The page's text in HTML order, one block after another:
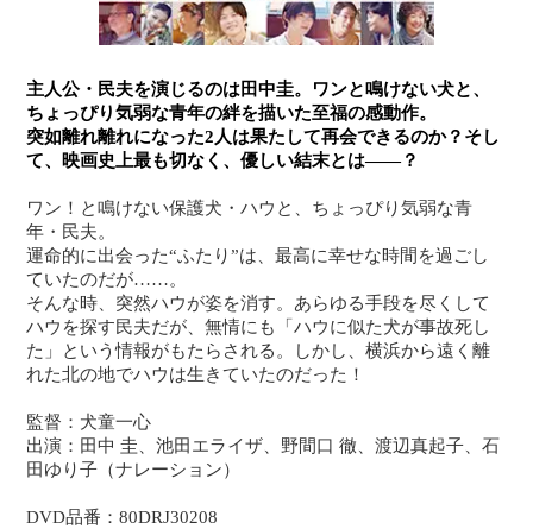
主人公・民夫を演じるのは田中圭。ワンと鳴けない犬と、
ちょっぴり気弱な青年の絆を描いた至福の感動作。
突如離れ離れになった2人は果たして再会できるのか？そし
て、映画史上最も切なく、優しい結末とは――？
ワン！と鳴けない保護犬・ハウと、ちょっぴり気弱な青
年・民夫。
運命的に出会った“ふたり”は、最高に幸せな時間を過ごし
ていたのだが……。
そんな時、突然ハウが姿を消す。あらゆる手段を尽くして
ハウを探す民夫だが、無情にも「ハウに似た犬が事故死し
た」という情報がもたらされる。しかし、横浜から遠く離
れた北の地でハウは生きていたのだった！
監督：犬童一心
出演：田中 圭 、池田エライザ 、野間口 徹 、渡辺真起子、石
田ゆり子（ナレーション）
DVD品番：80DRJ30208